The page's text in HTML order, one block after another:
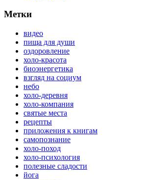
Метки
видео
пища для души
оздоровление
холо-красота
биоэнергетика
взгляд на социум
небо
холо-деревня
холо-компания
святые места
рецепты
приложения к книгам
самопознание
холо-поход
холо-психология
полезные сладости
йога